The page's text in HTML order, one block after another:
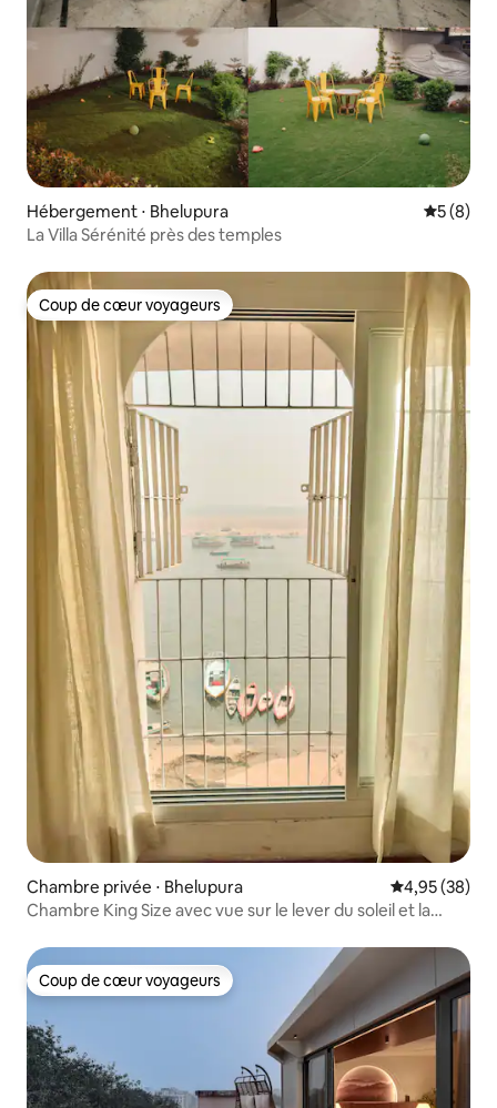
Hébergement ⋅ Bhelupura
5 (8)
La Villa Sérénité près des temples
Coup de cœur voyageurs
Coup de cœur voyageurs
Chambre privée ⋅ Bhelupura Évaluation
4,95 (38)
Chambre King Size avec vue sur le lever du soleil et la
Coup de cœur voyageurs
Coup de cœur voyageurs